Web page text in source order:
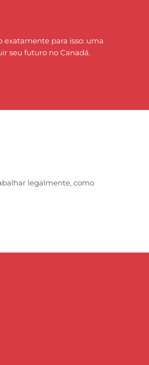
exatamente para isso: uma
seu futuro no Canadá.
legalmente, como